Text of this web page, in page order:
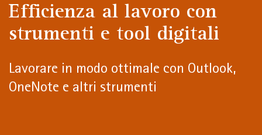
Efficienza al lavoro con
strumenti e tool digitali
Lavorare in modo ottimale con Outlook,
OneNote e altri strumenti